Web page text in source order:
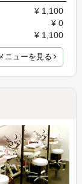
¥ 1,100
¥ 0
¥ 1,100
ニューを見る